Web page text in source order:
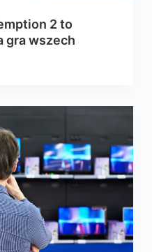
2 to
gra wszech